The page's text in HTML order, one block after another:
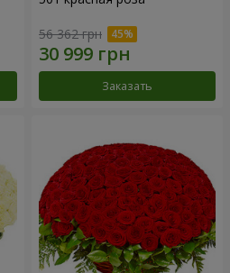
56 362 грн
Заказать